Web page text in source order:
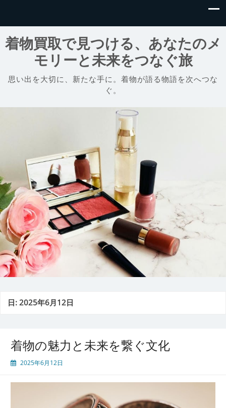
着物買取で見つける、あなたのメ
モリーと未来をつなぐ旅
思い出を大切に、新たな手に。着物が語る物語を次へつな
ぐ。
日:2025年6月12日
着物の魅力と未来を繋ぐ文化
2025年6月12日